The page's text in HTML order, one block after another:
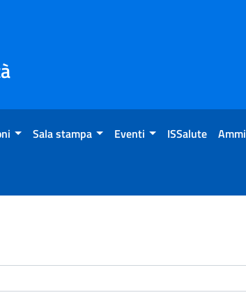
Sala stampa Eventi ISSalute